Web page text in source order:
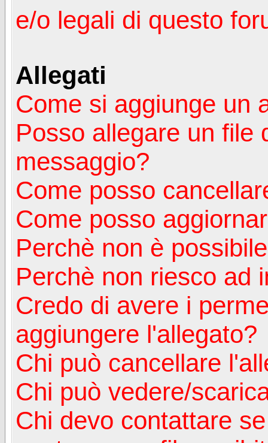
e/o legali di questo
Allegati
Come si aggiunge un
Posso allegare un file
messaggio?
Come posso
Come posso
Perchè non è
Perchè non riesco ad
Credo di avere i
aggiungere l'allegato?
Chi può cancellare
Chi può vedere/
Chi devo contattare